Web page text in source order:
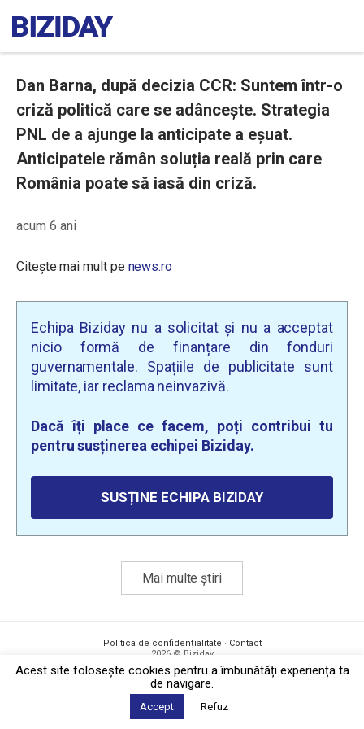
Dan Barna, după decizia CCR: Suntem într-o
criză politică care se adâncește. Strategia
PNL de a ajunge la anticipate a eșuat.
Anticipatele rămân soluția reală prin care
România poate să iasă din criză.
acum 6 ani
Citește mai mult pe news.ro
Echipa Biziday nu a solicitat și nu a acceptat
nicio formă de finanțare din fonduri
guvernamentale. Spațiile de publicitate sunt
limitate, iar reclama neinvazivă.
Dacă îți place ce facem, poți contribui tu
pentru susținerea echipei Biziday.
SUSȚINE ECHIPA BIZIDAY
Mai multe știri
Politica de confidențialitate · Contact
2026 © Biziday
Acest site foloseşte cookies pentru a îmbunătăți experiența ta
de navigare.
Accept Refuz